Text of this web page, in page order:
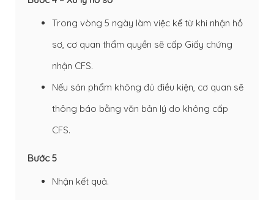
Trong vòng 5 ngày làm việc kể từ khi nhận hồ
sơ, cơ quan thẩm quyền sẽ cấp Giấy chứng
nhận CFS.
Nếu sản phẩm không đủ điều kiện, cơ quan sẽ
thông báo bằng văn bản lý do không cấp
CFS.
Bước 5
Nhận kết quả.